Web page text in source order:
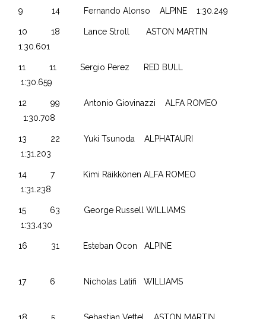
9 14 Fernando Alonso ALPINE 1:30.249
10 18 Lance Stroll ASTON MARTIN
1:30.601
11 11 Sergio Perez RED BULL
1:30.659
12 99 Antonio Giovinazzi ALFA ROMEO
1:30.708
13 22 Yuki Tsunoda ALPHATAURI
1:31.203
14 7 Kimi Räikkönen ALFA ROMEO
1:31.238
15 63 George Russell WILLIAMS
1:33.430
16 31 Esteban Ocon ALPINE
17 6 Nicholas Latifi WILLIAMS